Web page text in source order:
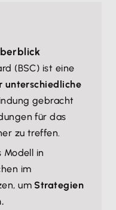
(BSC) ist eine
unterschiedliche
gebracht
für das
zu treffen.
Modell in
im
umStrategien